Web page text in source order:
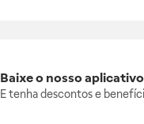
Baixe o nosso aplicativo
E tenha descontos e